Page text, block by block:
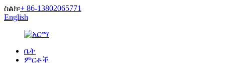
ስልክ፡+ 86-13802065771
English
ቤት
ምርቶች